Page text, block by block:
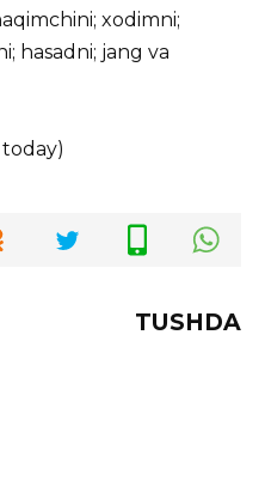
xodimni;
hasadni; jang va
today)
TUSHDA